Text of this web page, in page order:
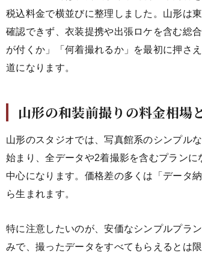
税込料金で横並びに整理しました。山形は
確認できず、衣装提携や出張ロケを含む総
が付くか」「何着撮れるか」を最初に押さ
道になります。
山形の和装前撮りの料金相場
山形のスタジオでは、写真館系のシンプル
始まり、全データや2着撮影を含むプラン
中心になります。価格差の多くは「データ
ら生まれます。
特に注意したいのが、安価なシンプルプラ
みで、撮ったデータをすべてもらえるとは